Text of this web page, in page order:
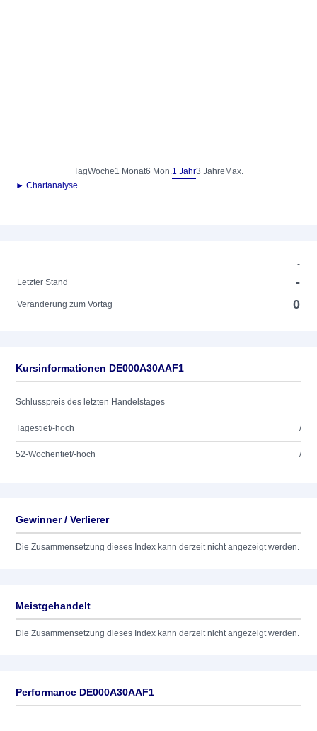
TagWoche1 Monat6 Mon.1 Jahr3 Jahre Max.
► Chartanalyse
-
Letzter Stand
-
Veränderung zum Vortag 0
Kursinformationen DE000A30AAF1
Schlusspreis des letzten Handelstages
Tagestief/-hoch /
52-Wochentief/-hoch /
Gewinner / Verlierer
Die Zusammensetzung dieses Index kann derzeit nicht angezeigt werden.
Meistgehandelt
Die Zusammensetzung dieses Index kann derzeit nicht angezeigt werden.
Performance DE000A30AAF1